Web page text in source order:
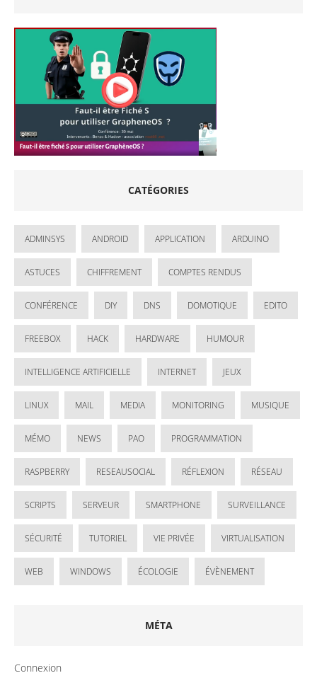
CATÉGORIES
ADMINSYS ANDROID APPLICATION ARDUINO
ASTUCES CHIFFREMENT COMPTES RENDUS
CONFÉRENCE DIY DNS DOMOTIQUE EDITO
FREEBOX HACK HARDWARE HUMOUR
INTELLIGENCE ARTIFICIELLE INTERNET JEUX
LINUX MAIL MEDIA MONITORING MUSIQUE
MÉMO NEWS PAO PROGRAMMATION
RASPBERRY RESEAUSOCIAL RÉFLEXION RÉSEAU
SCRIPTS SERVEUR SMARTPHONE SURVEILLANCE
SÉCURITÉ TUTORIEL VIE PRIVÉE VIRTUALISATION
WEB WINDOWS ÉCOLOGIE ÉVÈNEMENT
MÉTA
Connexion